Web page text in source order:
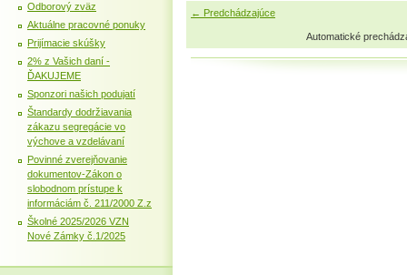
← Predchádzajúce
Automatické
Odborový zväz
Aktuálne pracovné ponuky
Prijímacie skúšky
2% z Vašich daní -
ĎAKUJEME
Sponzori našich podujatí
Štandardy dodržiavania
zákazu segregácie vo
výchove a vzdelávaní
Povinné zverejňovanie
dokumentov-Zákon o
slobodnom prístupe k
informáciám č. 211/2000 Z.z
Školné 2025/2026 VZN
Nové Zámky č.1/2025